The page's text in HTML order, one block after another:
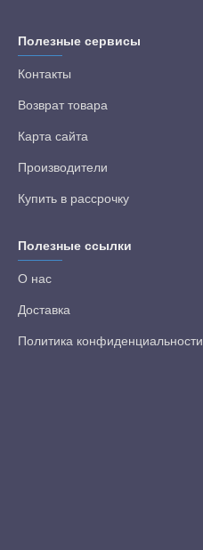
Полезные сервисы
Контакты
Возврат товара
Карта сайта
Производители
Купить в рассрочку
Полезные ссылки
О нас
Доставка
Политика конфиденциальности